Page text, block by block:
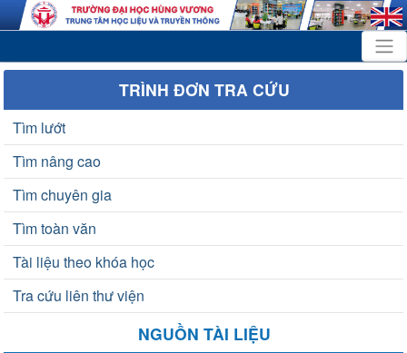
TRÌNH ĐƠN TRA CỨU
Tìm lướt
Tìm nâng cao
Tìm chuyên gia
Tìm toàn văn
Tài liệu theo khóa học
Tra cứu liên thư viện
NGUỒN TÀI LIỆU